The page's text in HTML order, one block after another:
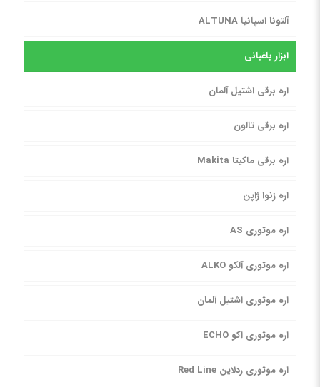
آلتونا اسپانیا ALTUNA
ابزار باغبانی
اره برقی اشتیل آلمان
اره برقی تالون
اره برقی ماکیتا Makita
اره زنوا ژاپن
اره موتوری AS
اره موتوری آلکو ALKO
اره موتوری اشتیل آلمان
اره موتوری اکو ECHO
اره موتوری ردلاین Red Line